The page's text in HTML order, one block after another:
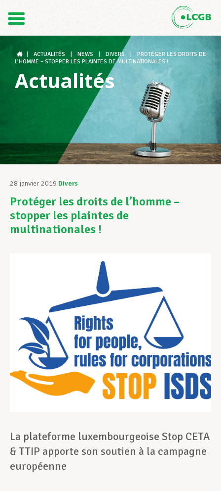
DE
Le LCGB
Structures syndicales
Assistance au Travail
Vos droits
Développement professionnel
Devenir Membre
Actualités
ACTUALITÉS NEWS DIVERS
PROTÉGER LES DROITS DE
L’HOMME – STOPPER LES PLAINTES DE MULTINATIONALES !
Actualités
28 janvier 2019 Divers
Protéger les droits de l’homme –
stopper les plaintes de
multinationales !
La plateforme luxembourgeoise Stop CETA
& TTIP apporte son soutien à la campagne
européenne